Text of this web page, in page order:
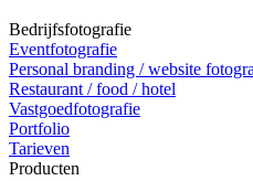
Bedrijfsfotografie
Eventfotografie
Personal branding / website
Restaurant / food / hotel
Vastgoedfotografie
Portfolio
Tarieven
Producten